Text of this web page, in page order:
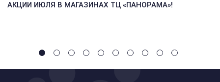
АКЦИИ ИЮЛЯ В МАГАЗИНАХ ТЦ «ПАНОРАМА»!